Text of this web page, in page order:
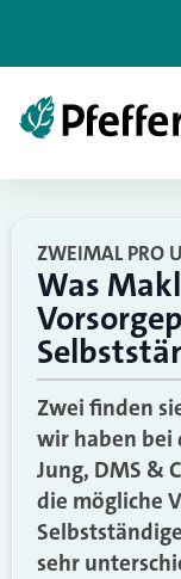
ZWEIMAL PRO
Was
Zwei finden
wir haben bei
Jung, DMS &
die mögliche
sehr